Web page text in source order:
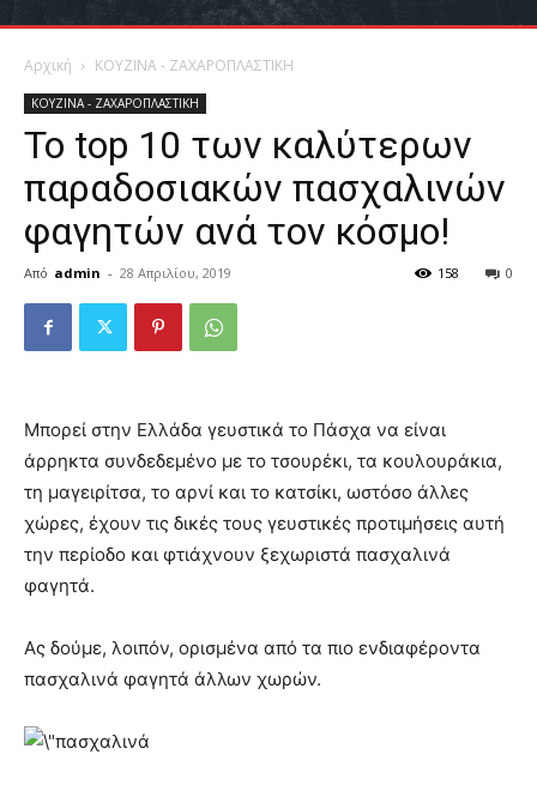
Αρχική ΚΟΥΖΙΝΑ - ΖΑΧΑΡΟΠΛΑΣΤΙΚΗ
ΚΟΥΖΙΝΑ - ΖΑΧΑΡΟΠΛΑΣΤΙΚΗ
Το top 10 των καλύτερων
παραδοσιακών πασχαλινών
φαγητών ανά τον κόσμο!
Από admin - 28 Απριλίου, 2019 0
158
Μπορεί στην Ελλάδα γευστικά το Πάσχα να είναι
άρρηκτα συνδεδεμένο με το τσουρέκι, τα κουλουράκια,
τη μαγειρίτσα, το αρνί και το κατσίκι, ωστόσο άλλες
χώρες, έχουν τις δικές τους γευστικές προτιμήσεις αυτή
την περίοδο και φτιάχνουν ξεχωριστά πασχαλινά
φαγητά.
Ας δούμε, λοιπόν, ορισμένα από τα πιο ενδιαφέροντα
πασχαλινά φαγητά άλλων χωρών.